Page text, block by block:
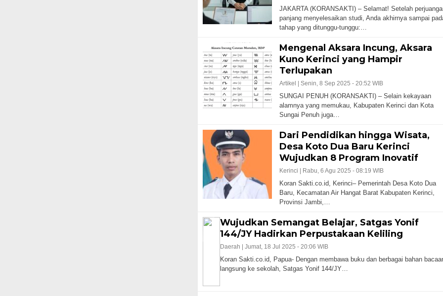
JAKARTA (KORANSAKTI) – Selamat! Setelah
panjang menyelesaikan studi, Anda akhirnya sampai
tahap yang ditunggu-tunggu:…
Mengenal Aksara Incung, Aksara
Kuno Kerinci yang Hampir
Terlupakan
Artikel | Senin, 8 Sep 2025 - 20:52 WIB
SUNGAI PENUH (KORANSAKTI) – Selain kekayaan
alamnya yang memukau, Kabupaten Kerinci dan Kota
Sungai Penuh juga…
Dari Pendidikan hingga Wisata,
Desa Koto Dua Baru Kerinci
Wujudkan 8 Program Inovatif
Kerinci | Rabu, 6 Agu 2025 - 08:19 WIB
Koran Sakti.co.id, Kerinci– Pemerintah Desa Koto Dua
Baru, Kecamatan Air Hangat Barat Kabupaten Kerinci,
Provinsi Jambi,…
Wujudkan Semangat Belajar, Satgas Yonif
144/JY Hadirkan Perpustakaan Keliling
Daerah | Jumat, 18 Jul 2025 - 20:06 WIB
Koran Sakti.co.id, Papua- Dengan membawa buku dan berbagai bahan
langsung ke sekolah, Satgas Yonif 144/JY…